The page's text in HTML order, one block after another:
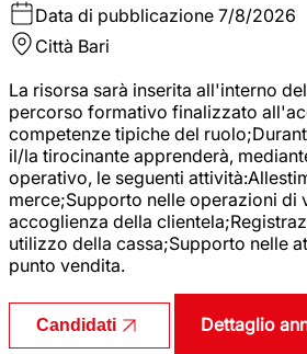
Data di pubblicazione 7/8/2026
Città Bari
La risorsa sarà inserita all'interno
percorso formativo finalizzato
competenze tipiche del
il/la tirocinante apprenderà,
operativo, le seguenti
merce;Supporto nelle operazioni di
accoglienza della
utilizzo della cassa;Supporto nelle
punto vendita.
Candidati Dettaglio